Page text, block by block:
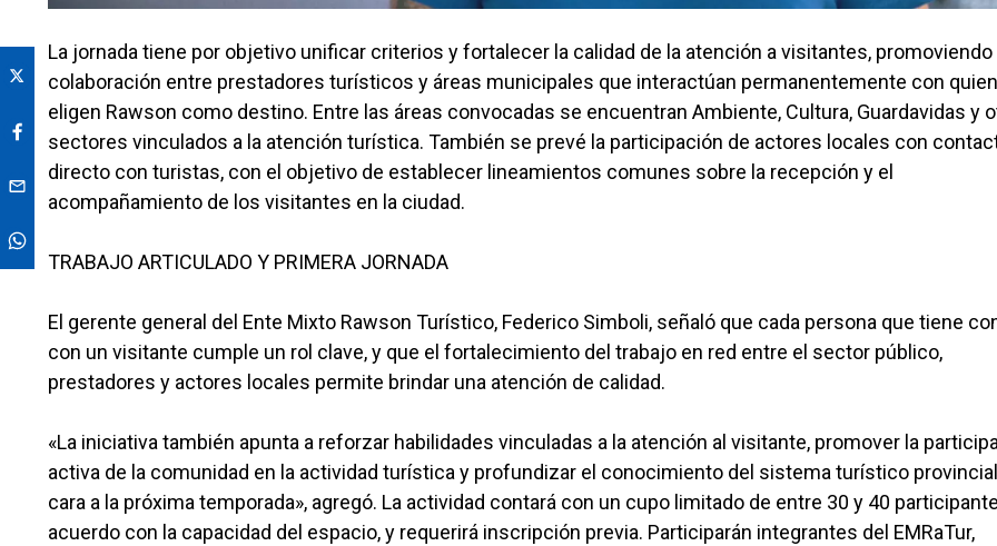
La jornada tiene por objetivo unificar criterios y fortalecer la calidad de la atención a visitantes, promoviendo
colaboración entre prestadores turísticos y áreas municipales que interactúan permanentemente con
eligen Rawson como destino. Entre las áreas convocadas se encuentran Ambiente, Cultura, Guardavidas y
sectores vinculados a la atención turística. También se prevé la participación de actores locales con
directo con turistas, con el objetivo de establecer lineamientos comunes sobre la recepción y el
acompañamiento de los visitantes en la ciudad.
TRABAJO ARTICULADO Y PRIMERA JORNADA
El gerente general del Ente Mixto Rawson Turístico, Federico Simboli, señaló que cada persona que tiene
con un visitante cumple un rol clave, y que el fortalecimiento del trabajo en red entre el sector público,
prestadores y actores locales permite brindar una atención de calidad.
«La iniciativa también apunta a reforzar habilidades vinculadas a la atención al visitante, promover la
activa de la comunidad en la actividad turística y profundizar el conocimiento del sistema turístico
cara a la próxima temporada», agregó. La actividad contará con un cupo limitado de entre 30 y 40
acuerdo con la capacidad del espacio, y requerirá inscripción previa. Participarán integrantes del EMRaTur,